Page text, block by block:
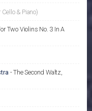
Cello & Piano)
Two Violins No. 3 In A
-The Second Waltz,